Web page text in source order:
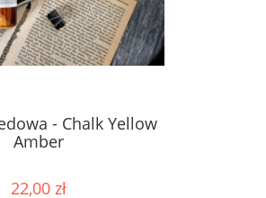
- Chalk Yellow
Amber
22,00 zł